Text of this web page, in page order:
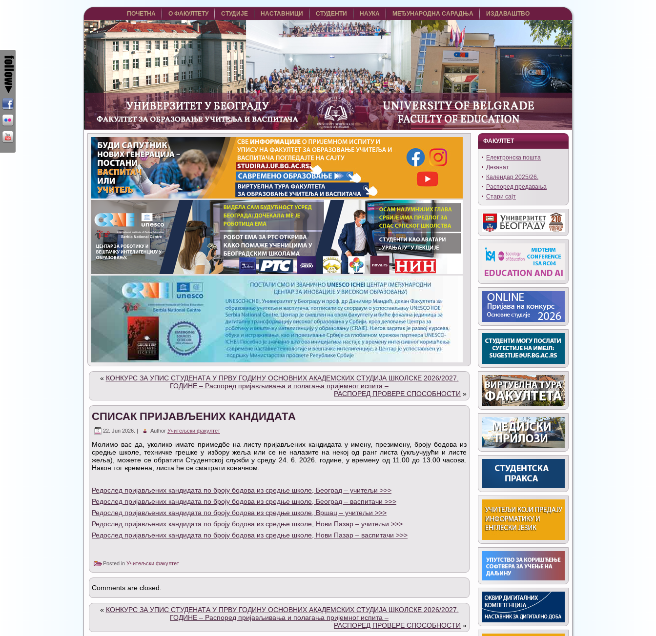
ПОЧЕТНА О ФАКУЛТЕТУ СТУДИЈЕ НАСТАВНИЦИ СТУДЕНТИ НАУКА МЕЂУНАРОДНА САРАДЊА ИЗДАВАШТВО
« КОНКУРС ЗА УПИС СТУДЕНАТА У ПРВУ ГОДИНУ ОСНОВНИХ АКАДЕМСКИХ СТУДИЈА ШКОЛСКЕ 2026/2027.
ГОДИНЕ – Распоред пријављивања и полагања пријемног испита –
РАСПОРЕД ПРОВЕРЕ СПОСОБНОСТИ »
СПИСАК ПРИЈАВЉЕНИХ КАНДИДАТA
22. Jun 2026. | Author Учитељски факултет
Молимо вас да, уколико имате примедбе на листу пријављених кандидата у имену, презимену, броју бодова из
средње школе, техничке грешке у избору жеља или се не налазите на некој од ранг листа (укључујући и листе
жељa), можете се обратити Студентској служби у среду 24. 6. 2026. године, у времену од 11.00 до 13.00 часова.
Након тог времена, листа ће се сматрати коначном.
Редослед пријављених кандидата по броју бодова из средње школе, Београд – учитељи >>>
Редослед пријављених кандидата по броју бодова из средње школе, Београд – васпитачи >>>
Редослед пријављених кандидата по броју бодова из средње школе, Вршац – учитељи >>>
Редослед пријављених кандидата по броју бодова из средње школе, Нови Пазар – учитељи >>>
Редослед пријављених кандидата по броју бодова из средње школе, Нови Пазар – васпитачи >>>
Posted in Учитељски факултет
Comments are closed.
« КОНКУРС ЗА УПИС СТУДЕНАТА У ПРВУ ГОДИНУ ОСНОВНИХ АКАДЕМСКИХ СТУДИЈА ШКОЛСКЕ 2026/2027.
ГОДИНЕ – Распоред пријављивања и полагања пријемног испита –
РАСПОРЕД ПРОВЕРЕ СПОСОБНОСТИ »
ФАКУЛТЕТ
Eлектронска пошта
Деканат
Календар 2025/26.
Распоред предавања
Стари сајт